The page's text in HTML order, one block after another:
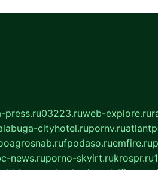
press.ru03223.ruweb-explore.ru
cityhotel.rupornv.ru
fpodaso.ruemfire.ru
news.ruporno-skvirt.rukrospr.ru